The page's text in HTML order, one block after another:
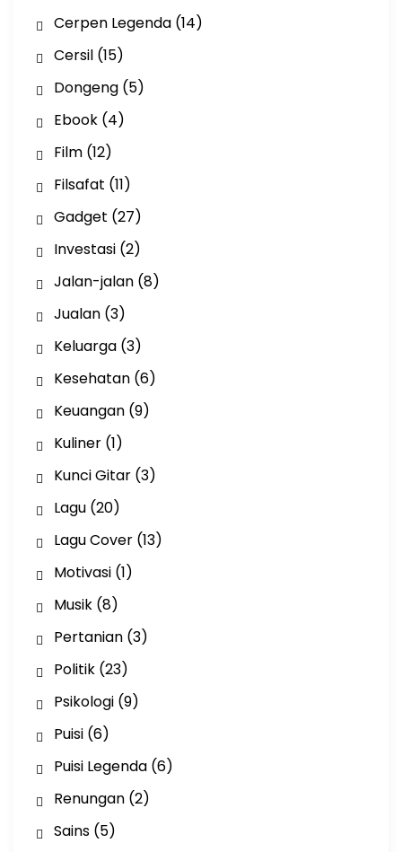
Cerpen Legenda(14)
Cersil(15)
Dongeng(5)
Ebook(4)
Film(12)
Filsafat (11)
Gadget (27)
Investasi(2)
Jalan-jalan(8)
Jualan(3)
Keluarga(3)
Kesehatan(6)
Keuangan(9)
Kuliner(1)
Kunci Gitar(3)
Lagu(20)
Lagu Cover(13)
Motivasi(1)
Musik(8)
Pertanian(3)
Politik(23)
Psikologi(9)
Puisi(6)
Puisi Legenda(6)
Renungan(2)
Sains(5)